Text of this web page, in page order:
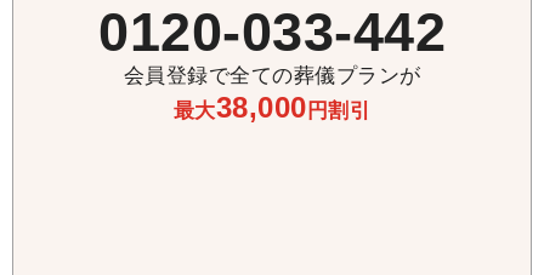
火葬式プラン
20
0120-033-442
会員登録で全ての葬儀プランが
最大38,000 円割引